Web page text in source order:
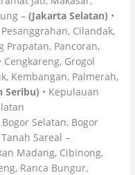
–(Jakarta Selatan) •
Cilandak,
Prapatan, Pancoran,
Cengkareng, Grogol
Kembangan, Palmerah,
Seribu) • Kepulauan
Selatan, Bogor
Sareal –
Madang, Cibinong,
Ranca Bungur,